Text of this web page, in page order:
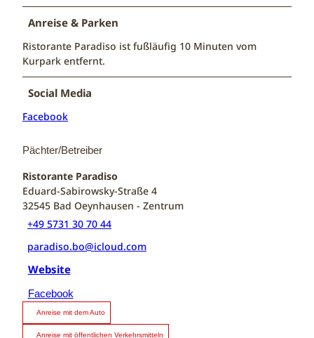
Anreise & Parken
Ristorante Paradiso ist fußläufig 10 Minuten vom
Kurpark entfernt.
Social Media
Facebook
Pächter/Betreiber
Ristorante Paradiso
Eduard-Sabirowsky-Straße 4
32545 Bad Oeynhausen - Zentrum
+49 5731 30 70 44
paradiso.bo@icloud.com
Website
Facebook
Anreise mit dem Auto
Anreise mit öffentlichen Verkehrsmitteln